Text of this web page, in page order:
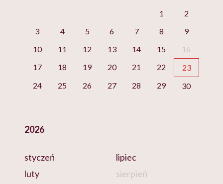
1
2
3
4 5 6 7 8
9
10
11 12 13 14 15
16
17
18 19 20 21 22
23
24
25 26 27 28 29 30
2026
styczeń
luty
lipiec
sierpień